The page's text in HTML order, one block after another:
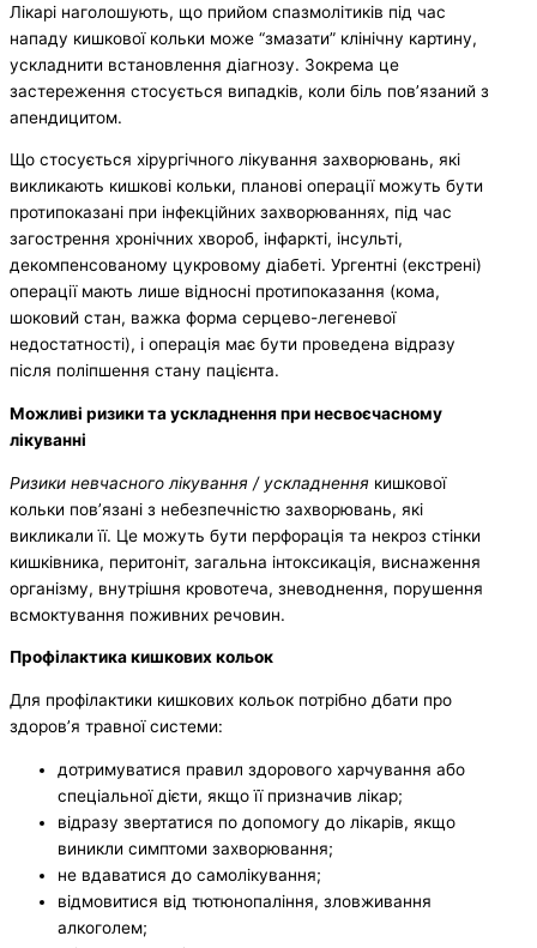
Лікарі наголошують, що прийом спазмолітиків під час
нападу кишкової кольки може “змазати” клінічну картину,
ускладнити встановлення діагнозу. Зокрема це
застереження стосується випадків, коли біль пов’язаний з
апендицитом.
Що стосується хірургічного лікування захворювань, які
викликають кишкові кольки, планові операції можуть бути
протипоказані при інфекційних захворюваннях, під час
загострення хронічних хвороб, інфаркті, інсульті,
декомпенсованому цукровому діабеті. Ургентні (екстрені)
операції мають лише відносні протипоказання (кома,
шоковий стан, важка форма серцево-легеневої
недостатності), і операція має бути проведена відразу
після поліпшення стану пацієнта.
Можливі ризики та ускладнення при несвоєчасному
лікуванні
Ризики невчасного лікування / ускладнення кишкової
кольки пов’язані з небезпечністю захворювань, які
викликали її. Це можуть бути перфорація та некроз стінки
кишківника, перитоніт, загальна інтоксикація, виснаження
організму, внутрішня кровотеча, зневоднення, порушення
всмоктування поживних речовин.
Профілактика кишкових кольок
Для профілактики кишкових кольок потрібно дбати про
здоров’я травної системи:
дотримуватися правил здорового харчування або
спеціальної дієти, якщо її призначив лікар;
відразу звертатися по допомогу до лікарів, якщо
виникли симптоми захворювання;
не вдаватися до самолікування;
відмовитися від тютюнопаління, зловживання
алкоголем;